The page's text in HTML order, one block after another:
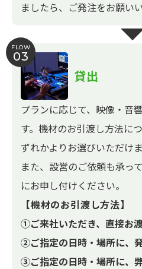
ましたら、ご発注をお願い
FLOW
03
貸出
プランに応じて、映像・音
す。機材のお引渡し方法に
ずれかよりお選びいただけま
また、設営のご依頼も承っ
にお申し付けください。
【機材のお引渡し方法】
①ご来社いただき、直接お
②ご指定の日時・場所に、
③ご指定の日時・場所に、